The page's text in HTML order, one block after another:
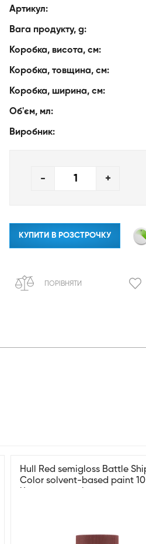
Артикул:
Вага продукту, g:
Коробка, висота, см:
Коробка, товщина, см:
Коробка, ширина, см:
Об'єм, мл:
Виробник:
- +
КУПИТИ В РОЗСТРОЧКУ
ПОРІВНЯТИ
Hull Red semigloss Battle
Color solvent-based paint